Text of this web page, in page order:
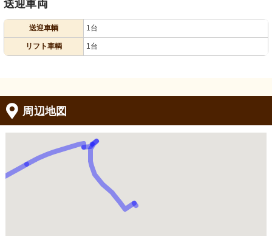
送迎車両
送迎車輌 1台
リフト車輌 1台
周辺地図